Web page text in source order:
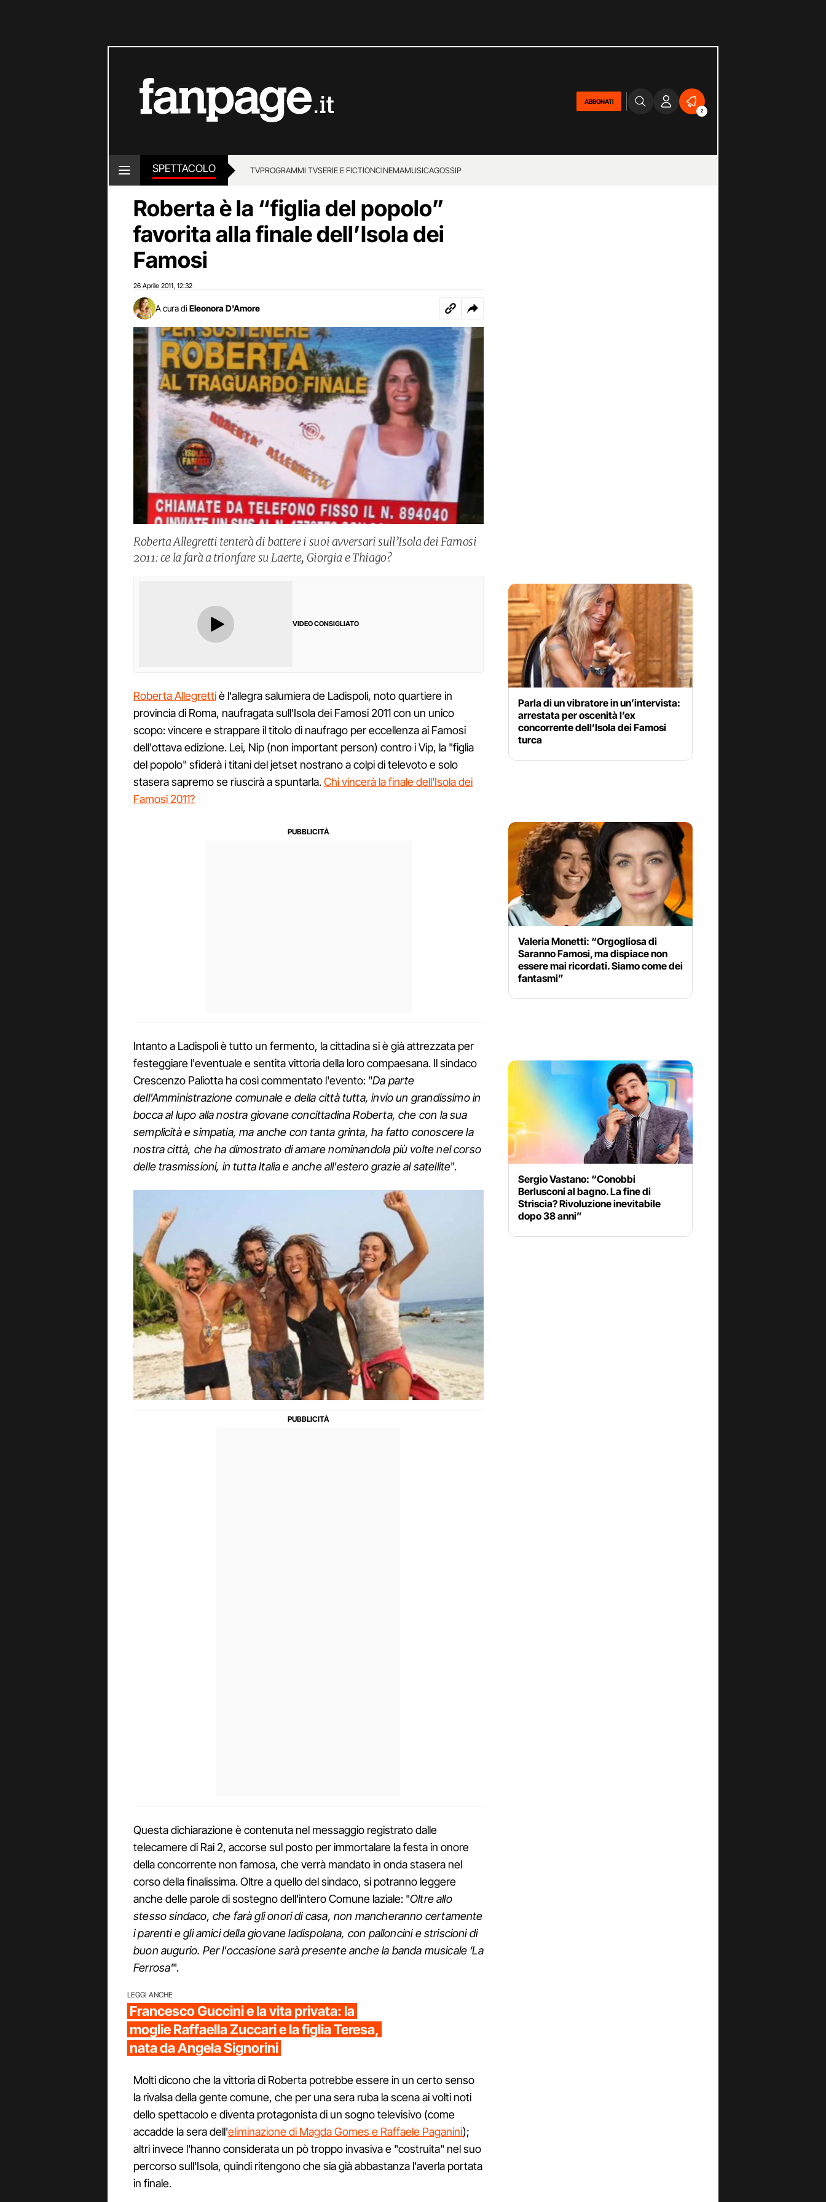
ABBONATI
2
SPETTACOLO TVPROGRAMMI TVSERIE E FICTIONCINEMAMUSICAGOSSIP
Roberta è la “figlia del popolo”
favorita alla finale dell’Isola dei
Famosi
26 Aprile 2011 12:32
A cura di Eleonora D'Amore
Roberta Allegretti tenterà di battere i suoi avversari sull’Isola dei Famosi
2011: ce la farà a trionfare su Laerte, Giorgia e Thiago?
VIDEO CONSIGLIATO
Roberta Allegrettiè l'allegra salumiera de Ladispoli, noto quartiere in
provincia di Roma, naufragata sull'Isola dei Famosi 2011 con un unico
scopo: vincere e strappare il titolo di naufrago per eccellenza ai Famosi
dell'ottava edizione. Lei, Nip (non important person) contro i Vip, la "figlia
del popolo" sfiderà i titani del jetset nostrano a colpi di televoto e solo
stasera sapremo se riuscirà a spuntarla.Chi vincerà la finale dell'Isola dei
Famosi 2011?
Intanto a Ladispoli è tutto un fermento, la cittadina si è già attrezzata per
festeggiare l'eventuale e sentita vittoria della loro compaesana. Il sindaco
Crescenzo Paliotta ha così commentato l'evento: "Da parte
dell'Amministrazione comunale e della città tutta, invio un grandissimo in
bocca al lupo alla nostra giovane concittadina Roberta, che con la sua
semplicità e simpatia, ma anche con tanta grinta, ha fatto conoscere la
nostra città, che ha dimostrato di amare nominandola più volte nel corso
delle trasmissioni, in tutta Italia e anche all'estero grazie al satellite".
Questa dichiarazione è contenuta nel messaggio registrato dalle
telecamere di Rai 2, accorse sul posto per immortalare la festa in onore
della concorrente non famosa, che verrà mandato in onda stasera nel
corso della finalissima. Oltre a quello del sindaco, si potranno leggere
anche delle parole di sostegno dell'intero Comune laziale: "Oltre allo
stesso sindaco, che farà gli onori di casa, non mancheranno certamente
i parenti e gli amici della giovane ladispolana, con palloncini e striscioni di
buon augurio. Per l'occasione sarà presente anche la banda musicale ‘La
Ferrosa'".
LEGGI ANCHE
Francesco Guccini e la vita privata: la
moglie Raffaella Zuccari e la figlia Teresa,
nata da Angela Signorini
Molti dicono che la vittoria di Roberta potrebbe essere in un certo senso
la rivalsa della gente comune, che per una sera ruba la scena ai volti noti
dello spettacolo e diventa protagonista di un sogno televisivo (come
accadde la sera dell'eliminazione di Magda Gomes e Raffaele Paganini);
altri invece l'hanno considerata un pò troppo invasiva e "costruita" nel suo
percorso sull'Isola, quindi ritengono che sia già abbastanza l'averla portata
in finale.
Parla di un vibratore in un’intervista:
arrestata per oscenità l’ex
concorrente dell’Isola dei Famosi
turca
Valeria Monetti: “Orgogliosa di
Saranno Famosi, ma dispiace non
essere mai ricordati. Siamo come dei
fantasmi”
Sergio Vastano: “Conobbi
Berlusconi al bagno. La fine di
Striscia? Rivoluzione inevitabile
dopo 38 anni”